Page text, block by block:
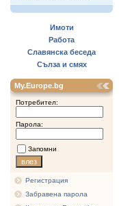
Имоти
Работа
Славянска беседа
Сълза и смях
My.Europe.bg
Потребител:
Парола:
Запомни
Регистрация
Забравена парола